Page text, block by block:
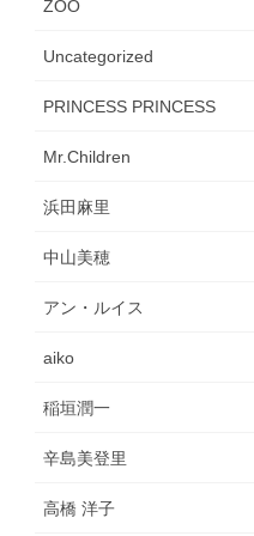
ZOO
Uncategorized
PRINCESS PRINCESS
Mr.Children
浜田麻里
中山美穂
アン・ルイス
aiko
稲垣潤一
辛島美登里
高橋 洋子